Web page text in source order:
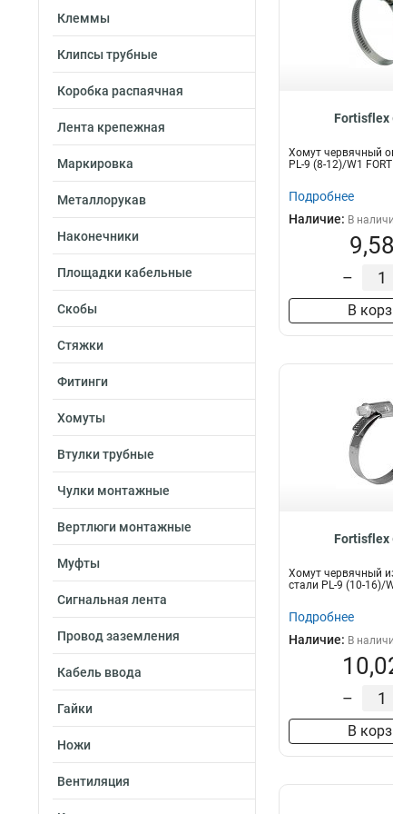
Клеммы
Клипсы трубные
Коробка распаячная
Лента крепежная
Маркировка
Металлорукав
Наконечники
Площадки кабельные
Скобы
Стяжки
Фитинги
Хомуты
Втулки трубные
Чулки монтажные
Вертлюги монтажные
Муфты
Сигнальная лента
Провод заземления
Кабель ввода
Гайки
Ножи
Вентиляция
Fortisflex
Хомут червячный
PL-9 (8-12)/W1
Подробнее
Наличие: В
–
В
Fortisflex
Хомут червячный
стали PL-9 (10-16)/
Подробнее
Наличие: В
–
В